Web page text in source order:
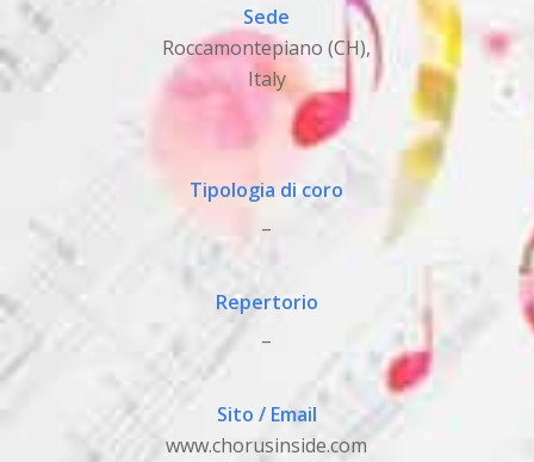
Sede
Roccamontepiano (CH),
Italy
Tipologia di coro
Repertorio
Sito / Email
www.chorusinside.com